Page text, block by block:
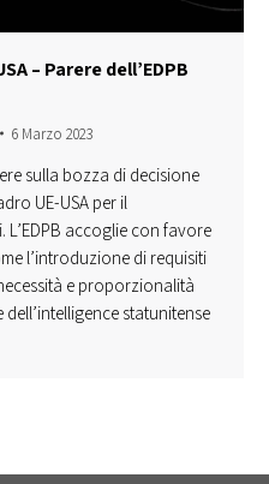
– Parere dell’EDPB
6 Marzo 2023
sulla bozza di decisione
UE-USA per il
accoglie con favore
l’introduzione di requisiti
e proporzionalità
statunitense